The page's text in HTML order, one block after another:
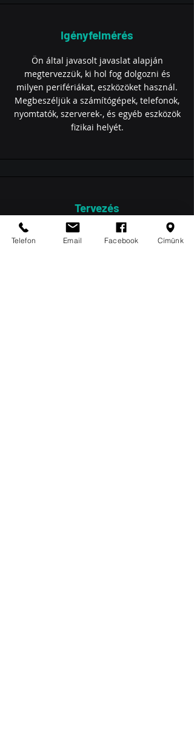
Igényfelmérés
Ön által javasolt javaslat alapján
megtervezzük, ki hol fog dolgozni és
milyen perifériákat, eszközöket használ.
Megbeszéljük a számítógépek, telefonok,
nyomtatók, szerverek-, és egyéb eszközök
fizikai helyét.
Tervezés
Kiválasztjuk az optimális kábelezési
rendszert, meghatározzuk a tartalék
Telefon Email Facebook Címünk